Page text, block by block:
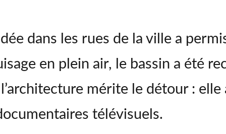
dans les rues de la ville a
en plein air, le bassin a été
mérite le détour : elle
télévisuels.